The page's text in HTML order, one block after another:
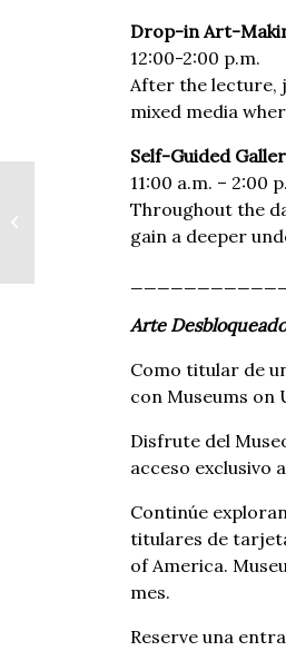
Drop-in Art-
12:00-2:00 p.m.
After the lecture,
mixed media
Self-Guided
11:00 a.m. – 2:00
Throughout the
gain a deeper
Arte
Como titular de
con Museums on
Disfrute del
acceso exclusivo
Continúe
titulares de
of America.
mes.
Reserve una
History Social with